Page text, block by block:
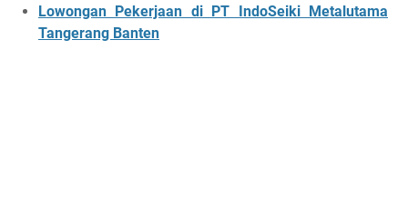
Lowongan Pekerjaan di PT IndoSeiki Metalutama
Tangerang Banten